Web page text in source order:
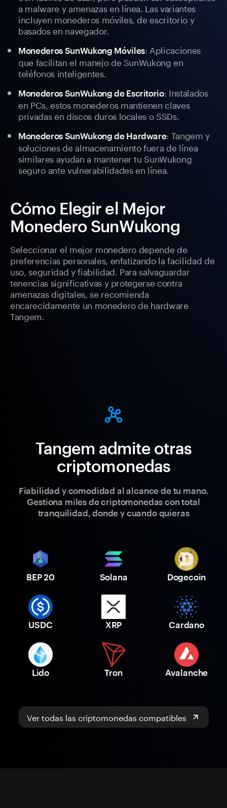
a malware y amenazas en línea. Las variantes
incluyen monederos móviles, de escritorio y
basados en navegador.
Monederos SunWukong Móviles: Aplicaciones
que facilitan el manejo de SunWukong en
teléfonos inteligentes.
Monederos SunWukong de Escritorio: Instalados
en PCs, estos monederos mantienen claves
privadas en discos duros locales o SSDs.
Monederos SunWukong de Hardware: Tangem y
soluciones de almacenamiento fuera de línea
similares ayudan a mantener tu SunWukong
seguro ante vulnerabilidades en línea.
Cómo Elegir el Mejor
Monedero SunWukong
Seleccionar el mejor monedero depende de
preferencias personales, enfatizando la facilidad de
uso, seguridad y fiabilidad. Para salvaguardar
tenencias significativas y protegerse contra
amenazas digitales, se recomienda
encarecidamente un monedero de hardware
Tangem.
Tangem admite otras
criptomonedas
Fiabilidad y comodidad al alcance de tu mano.
Gestiona miles de criptomonedas con total
tranquilidad, donde y cuando quieras
BEP 20 Solana Dogecoin
USDC XRP Cardano
Lido Tron Avalanche
Ver todas las criptomonedas compatibles